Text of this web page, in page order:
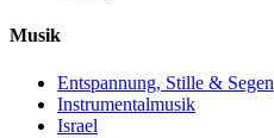
Musik
Entspannung, Stille & Segen
Instrumentalmusik
Israel